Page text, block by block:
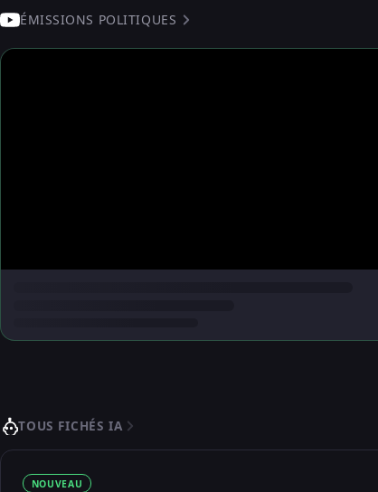
ÉMISSIONS POLITIQUES
TOUS FICHÉS IA
NOUVEAU